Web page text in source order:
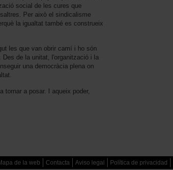
social de les cures que
Per això el sindicalisme
la igualtat també es construeix
les que van obrir camí i ho són
de la unitat, l'organització i la
una democràcia plena on
tornar a posar. I aqueix poder,
de la web Contacta Aviso legal Política de privacidad